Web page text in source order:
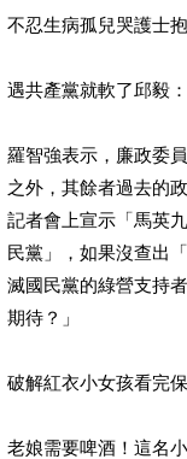
不忍生病孤兒哭護士
遇共產黨就軟了邱毅
羅智強表示，廉政委
之外，其餘者過去的
記者會上宣示「馬英
民黨」，如果沒查出
滅國民黨的綠營支持
期待？」
破解紅衣小女孩看完
老娘需要啤酒！這名